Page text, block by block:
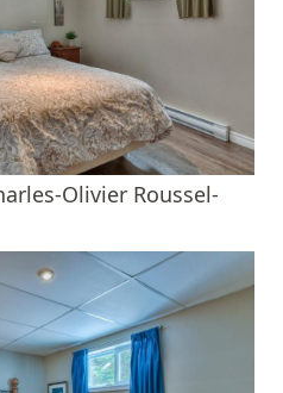
Olivier Roussel-